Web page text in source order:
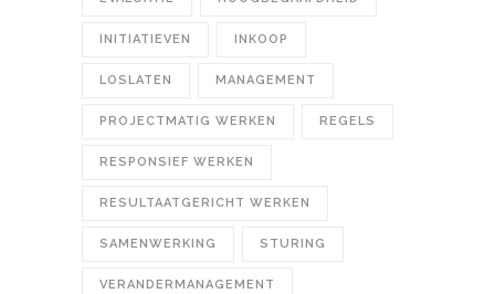
INITIATIEVEN INKOOP
LOSLATEN MANAGEMENT
PROJECTMATIG WERKEN REGELS
RESPONSIEF WERKEN
RESULTAATGERICHT WERKEN
SAMENWERKING STURING
VERANDERMANAGEMENT